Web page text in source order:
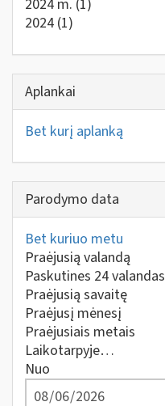
2024 m. (1)
2024 (1)
Aplankai
Bet kurį aplanką
Parodymo data
Bet kuriuo metu
Praėjusią valandą
Paskutines 24 valandas
Praėjusią savaitę
Praėjusį mėnesį
Praėjusiais metais
Laikotarpyje…
Nuo